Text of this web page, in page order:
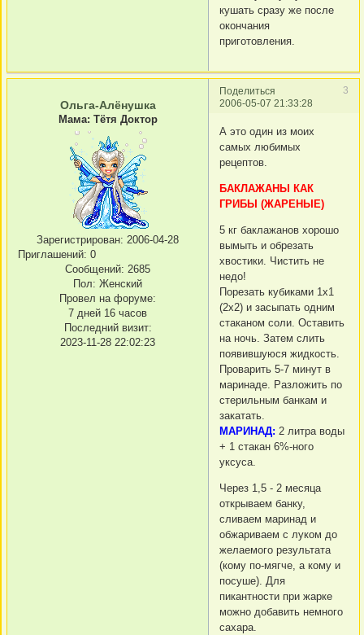
кушать сразу же после
окончания
приготовления.
Поделиться
3
2006-05-07 21:33:28
Ольга-Алёнушка
Мама: Тётя Доктор
Зарегистрирован: 2006-04-28
Приглашений: 0
Сообщений: 2685
Пол: Женский
Провел на форуме:
7 дней 16 часов
Последний визит:
2023-11-28 22:02:23
А это один из моих
самых любимых
рецептов.
БАКЛАЖАНЫ КАК
ГРИБЫ (ЖАРЕНЫЕ)
5 кг баклажанов хорошо
вымыть и обрезать
хвостики. Чистить не
недо!
Порезать кубиками 1х1
(2х2) и засыпать одним
стаканом соли. Оставить
на ночь. Затем слить
появившуюся жидкость.
Проварить 5-7 минут в
маринаде. Разложить по
стерильным банкам и
закатать.
МАРИНАД: 2 литра воды
+ 1 стакан 6%-ного
уксуса.
Через 1,5 - 2 месяца
открываем банку,
сливаем маринад и
обжариваем с луком до
желаемого результата
(кому по-мягче, а кому и
посуше). Для
пикантности при жарке
можно добавить немного
сахара.